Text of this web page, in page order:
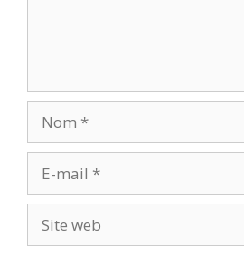
mail
web